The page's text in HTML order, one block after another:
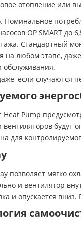
отопление или
Номинальное
OP SMART до
Стандартный
на любом этапе,
обслуживания.
если случаются
Heat Pump
будут
для
позволяет мягко
и вентилятор
и опускается